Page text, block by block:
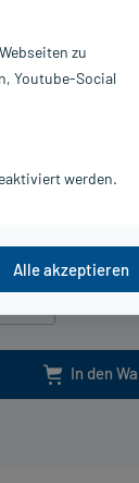
In den
GmbH
zu
Youtube-Social
werden.
Alle akzeptieren